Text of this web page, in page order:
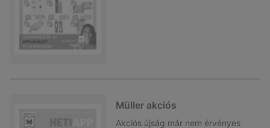
Müller akciós
Akciós újság már nem érvényes